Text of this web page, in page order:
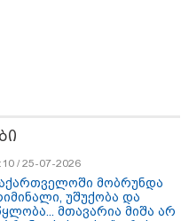
/ 25-07-2026
მობრუნდა
უშუქობა და
მთავარია მიშა არ